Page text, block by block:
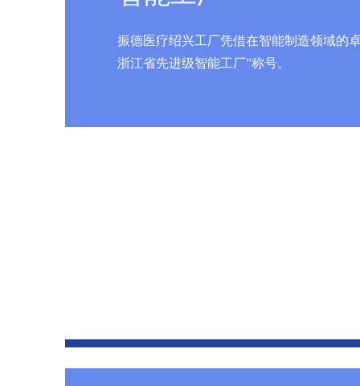
振德医疗绍兴工厂凭借在智能制造领域的
浙江省先进级智能工厂”称号。